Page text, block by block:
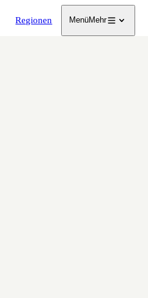
Regionen MenüMehr